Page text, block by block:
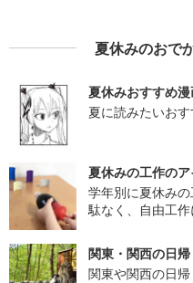
夏休みのおで
夏休みおすすめ
夏に読みたいお
夏休みの工作の
学年別に夏休み
駄なく、自由工作
関東・関西の日
関東や関西の日